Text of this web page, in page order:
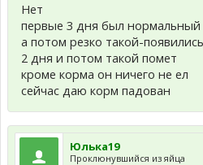
Нет
первые 3 дня был нормальный
а потом резко такой-
2 дня и потом такой помет
кроме корма он ничего не ел
сейчас даю корм падован
Юлька19
Проклюнувшийся из яйца